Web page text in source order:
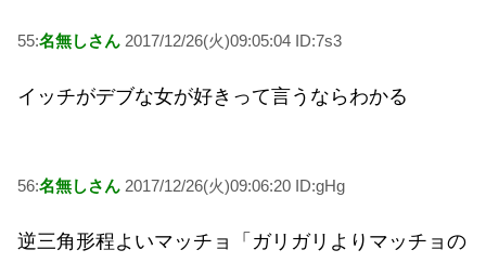
55:名無しさん 2017/12/26(火)09:05:04 ID:7s3
イッチがデブな女が好きって言うならわかる
56:名無しさん 2017/12/26(火)09:06:20 ID:gHg
逆三角形程よいマッチョ「ガリガリよりマッチョの